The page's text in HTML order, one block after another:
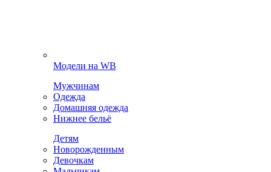
Модели на WB
Мужчинам
Одежда
Домашняя одежда
Нижнее бельё
Детям
Новорожденным
Девочкам